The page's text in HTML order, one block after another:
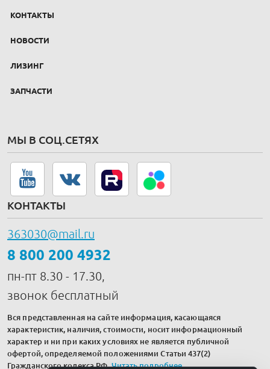
КОНТАКТЫ
НОВОСТИ
ЛИЗИНГ
ЗАПЧАСТИ
МЫ В СОЦ.СЕТЯХ
КОНТАКТЫ
363030@mail.ru
8 800 200 4932
пн-пт 8.30 - 17.30,
звонок бесплатный
Вся представленная на сайте информация, касающаяся
характеристик, наличия, стоимости, носит информационный
характер и ни при каких условиях не является публичной
офертой, определяемой положениями Статьи 437(2)
Гражданского кодекса РФ.Читать подробнее.